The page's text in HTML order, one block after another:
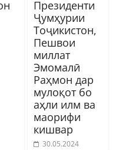
Президенти
Ҷумҳурии
Тоҷикистон,
Пешвои
миллат
Эмомалӣ
Раҳмон дар
мулоқот бо
аҳли илм ва
маорифи
кишвар
30.05.2024